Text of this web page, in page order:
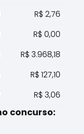
R$ 2,76
R$ 0,00
R$ 3.968,18
R$ 127,10
R$ 3,06
concurso: